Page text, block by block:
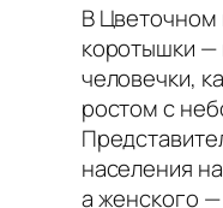
В Цветочном
коротышки
человечки,
ростом с
населения
а женского